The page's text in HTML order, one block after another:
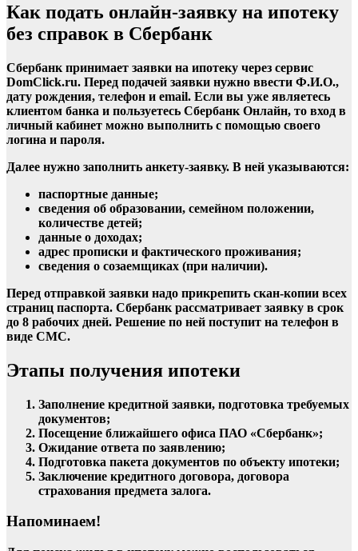
Как подать онлайн-заявку на ипотеку
без справок в Сбербанк
Сбербанк принимает заявки на ипотеку через сервис
DomClick.ru. Перед подачей заявки нужно ввести Ф.И.О.,
дату рождения, телефон и email. Если вы уже являетесь
клиентом банка и пользуетесь Сбербанк Онлайн, то вход в
личный кабинет можно выполнить с помощью своего
логина и пароля.
Далее нужно заполнить анкету-заявку. В ней указываются:
паспортные данные;
сведения об образовании, семейном положении,
количестве детей;
данные о доходах;
адрес прописки и фактического проживания;
сведения о созаемщиках (при наличии).
Перед отправкой заявки надо прикрепить скан-копии всех
страниц паспорта. Сбербанк рассматривает заявку в срок
до 8 рабочих дней. Решение по ней поступит на телефон в
виде СМС.
Этапы получения ипотеки
Заполнение кредитной заявки, подготовка требуемых
документов;
Посещение ближайшего офиса ПАО «Сбербанк»;
Ожидание ответа по заявлению;
Подготовка пакета документов по объекту ипотеки;
Заключение кредитного договора, договора
страхования предмета залога.
Напоминаем!